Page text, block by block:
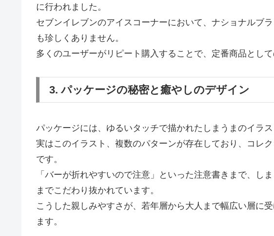
に行われました。
セブンイレブンのアイスコーナーにおいて、ナショナルブ
も珍しくありません。
多くのユーザーがリピート購入することで、定番商品とし
3. パッケージの秘密と癒やしのデザイン
パッケージには、ゆるいタッチで描かれたしまうまのイラス
実はこのイラスト、複数のパターンが存在しており、コレ
です。
「バーが折れやすいので注意」といった注意書きまで、し
までこだわり抜かれています。
こうした親しみやすさが、若年層から大人まで幅広い層に
ます。